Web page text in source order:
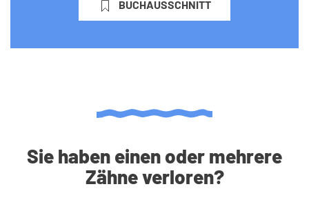
BUCHAUSSCHNITT
Sie haben einen oder mehrere
Zähne verloren?